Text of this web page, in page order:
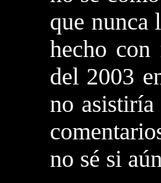
que nunca
hecho con
del 2003
no asistiría
no sé si